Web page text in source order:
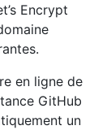
Encrypt
en ligne de
GitHub
un